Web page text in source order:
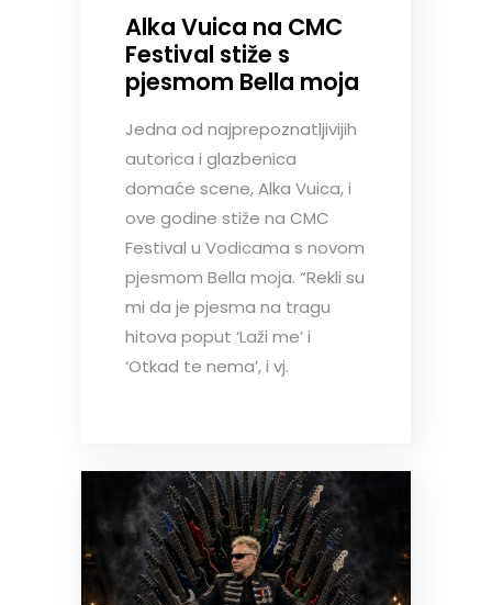
Alka Vuica na CMC
Festival stiže s
pjesmom Bella moja
Jedna od najprepoznatljivijih
autorica i glazbenica
domaće scene, Alka Vuica, i
ove godine stiže na CMC
Festival u Vodicama s novom
pjesmom Bella moja. “Rekli su
mi da je pjesma na tragu
hitova poput ‘Laži me’ i
‘Otkad te nema’, i vj.